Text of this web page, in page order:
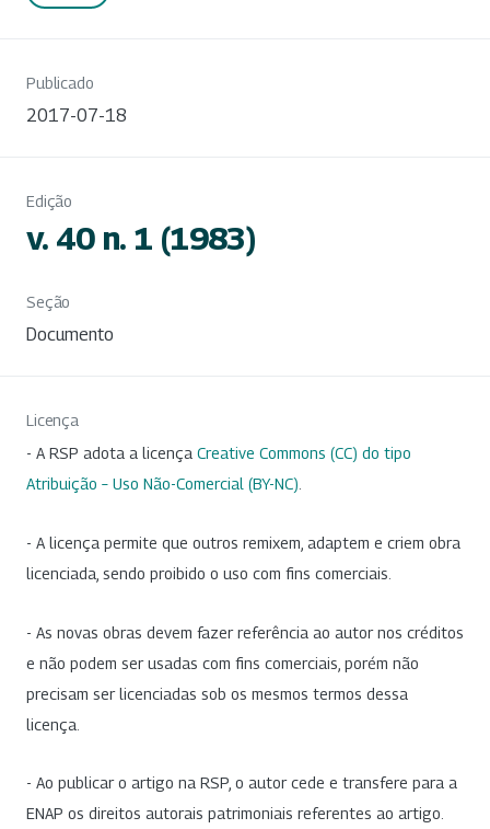
Publicado
2017-07-18
Edição
v. 40 n. 1 (1983)
Seção
Documento
Licença
- A RSP adota a licença Creative Commons (CC) do tipo
Atribuição – Uso Não-Comercial (BY-NC)
- A licença permite que outros remixem, adaptem e criem obra
licenciada, sendo proibido o uso com fins comerciais.
- As novas obras devem fazer referência ao autor nos créditos
e não podem ser usadas com fins comerciais, porém não
precisam ser licenciadas sob os mesmos termos dessa
licença.
- Ao publicar o artigo na RSP, o autor cede e transfere para a
ENAP os direitos autorais patrimoniais referentes ao artigo.